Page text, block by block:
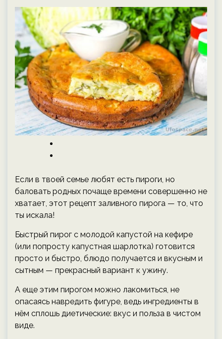
Если в твоей семье любят есть пироги, но
баловать родных почаще времени совершенно не
хватает, этот рецепт заливного пирога — то, что
ты искала!
Быстрый пирог с молодой капустой на кефире
(или попросту капустная шарлотка) готовится
просто и быстро, блюдо получается и вкусным и
сытным — прекрасный вариант к ужину.
А еще этим пирогом можно лакомиться, не
опасаясь навредить фигуре, ведь ингредиенты в
нём сплошь диетические: вкус и польза в чистом
виде.